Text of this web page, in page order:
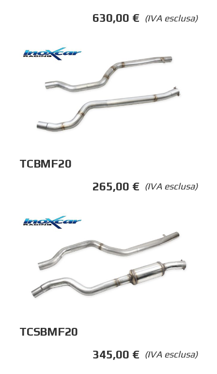
(IVA esclusa)
630,00 €
TCBMF20
(IVA esclusa)
265,00 €
TCSBMF20
(IVA esclusa)
345,00 €